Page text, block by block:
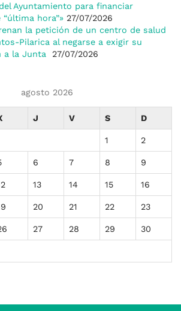
Ayuntamiento para financiar
hora”» 27/07/2026
la petición de un centro de salud
Pilarica al negarse a exigir su
a la Junta
27/07/2026
agosto 2026
J V S D
1 2
6 7 8 9
13 14 15 16
20 21 22 23
27 28 29 30